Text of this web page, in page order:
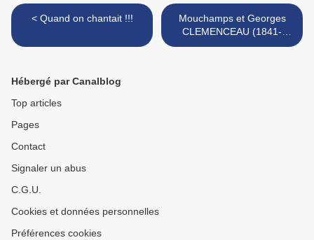
< Quand on chantait !!!
Mouchamps et Georges
CLEMENCEAU (1841-
1929) >
Hébergé par Canalblog
Top articles
Pages
Contact
Signaler un abus
C.G.U.
Cookies et données personnelles
Préférences cookies